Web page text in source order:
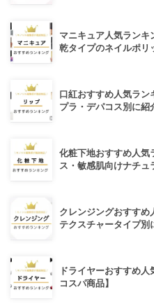
マニキュア人気ラン
乾タイプのネイルポリ
口紅おすすめ人気ラ
プラ・デパコス別に紹
化粧下地おすすめ人気
ス・敏感肌向けナチュ
クレンジングおすす
テクスチャータイプ別
ドライヤーおすすめ
コスパ商品】